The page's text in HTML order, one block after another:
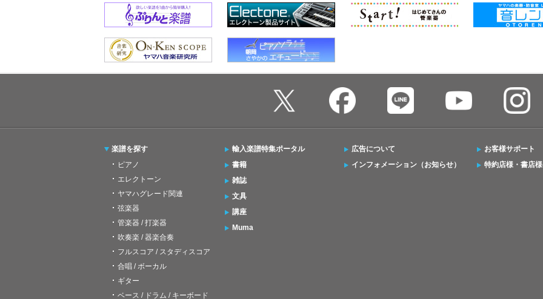
楽譜を探す
ピアノ
エレクトーン
ヤマハグレード関連
弦楽器
管楽器 / 打楽器
吹奏楽 / 器楽合奏
フルスコア / スタディスコア
合唱 / ボーカル
ギター
ベース / ドラム / キーボード
輸入楽譜特集ポータル
書籍
雑誌
文具
講座
Muma
広告について
インフォメーション（お知らせ）
お客様サポート
特約店様・書店